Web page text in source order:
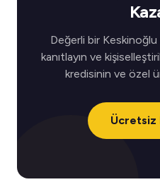
Değerli bir
kanıtlayın ve
kredisinin ve özel
Ücretsiz